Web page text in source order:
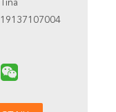
Tina
19137107004